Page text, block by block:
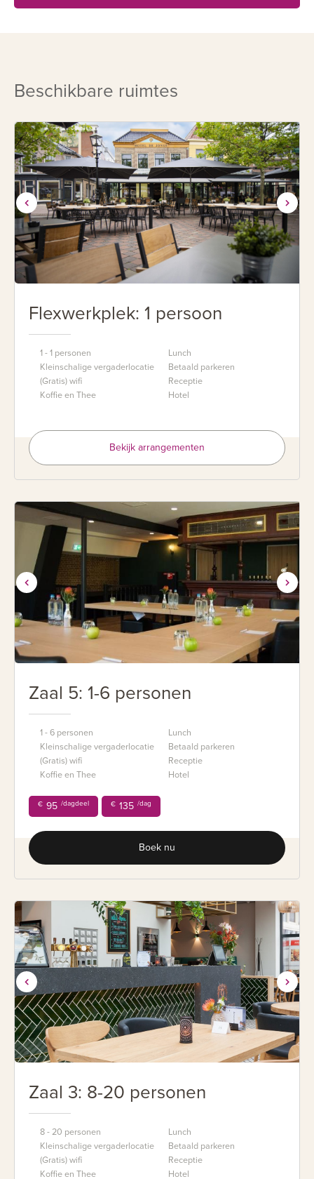
Beschikbare ruimtes
Flexwerkplek: 1 persoon
1 - 1 personen
Kleinschalige vergaderlocatie
(Gratis) wifi
Koffie en Thee
Lunch
Betaald parkeren
Receptie
Hotel
Bekijk arrangementen
Zaal 5: 1-6 personen
1 - 6 personen
Kleinschalige vergaderlocatie
(Gratis) wifi
Koffie en Thee
Lunch
Betaald parkeren
Receptie
Hotel
€ 95 /dagdeel € 135 /dag
Boek nu
Zaal 3: 8-20 personen
8 - 20 personen
Kleinschalige vergaderlocatie
(Gratis) wifi
Koffie en Thee
Lunch
Betaald parkeren
Receptie
Hotel